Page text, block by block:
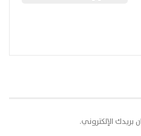
بريدك الإلكتروني.